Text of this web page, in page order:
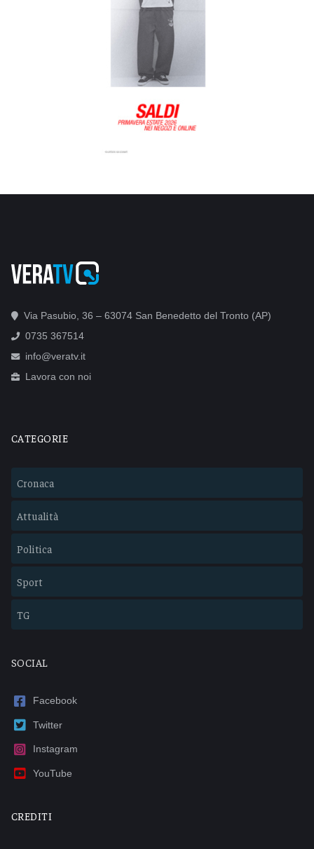
Via Pasubio, 36 – 63074 San Benedetto del Tronto (AP)
0735 367514
info@veratv.it
Lavora con noi
CATEGORIE
Cronaca
Attualità
Politica
Sport
TG
SOCIAL
Facebook
Twitter
Instagram
YouTube
CREDITI